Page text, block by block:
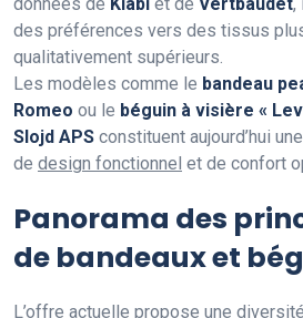
données de Kiabi et de Vertbaudet,
des préférences vers des tissus
qualitativement supérieurs.
Les modèles comme le bandeau
Romeo ou le béguin à visière «
Slojd APS constituent aujourd’hui
de design fonctionnel et de confort
Panorama des
de bandeaux et
L’offre actuelle propose une